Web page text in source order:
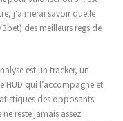
j’aimerai savoir quelle
des meilleurs regs de
est un tracker, un
HUD qui l’accompagne et
des opposants.
reste jamais assez